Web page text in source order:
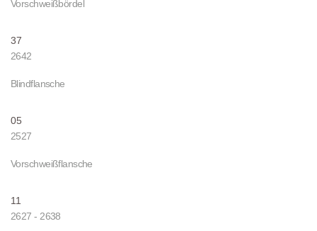
Vorschweißbördel
37
2642
Blindflansche
05
2527
Vorschweißflansche
11
2627 - 2638